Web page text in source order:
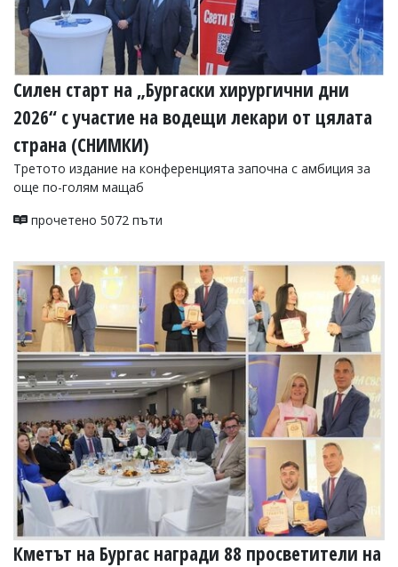
Силен старт на „Бургаски хирургични дни
2026“ с участие на водещи лекари от цялата
страна (СНИМКИ)
Третото издание на конференцията започна с амбиция за
още по-голям мащаб
прочетено 5072 пъти
Кметът на Бургас награди 88 просветители на